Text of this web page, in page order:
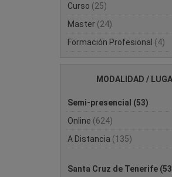
Curso (25)
Master (24)
Formación Profesional (4)
MODALIDAD /
Semi-presencial (53)
Online (624)
A Distancia (135)
Santa Cruz de Tenerife